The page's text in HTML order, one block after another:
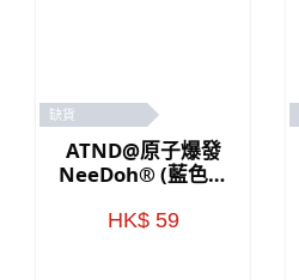
缺貨
ATND@原子爆發
NeeDoh® (藍色／
HK$ 59